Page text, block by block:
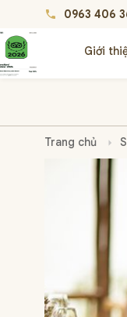
phone 0963 406
Giới
Trang chủ